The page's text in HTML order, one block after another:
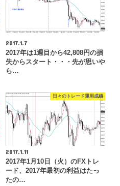
2017.1.7
2017年は1週目から42,808円の損
失からスタート・・・先が思いや
ら…
日々のトレード運用成績
2017.1.11
2017年1月10日（火）のFXトレ
ード、2017年最初の利益はたっ
たの…